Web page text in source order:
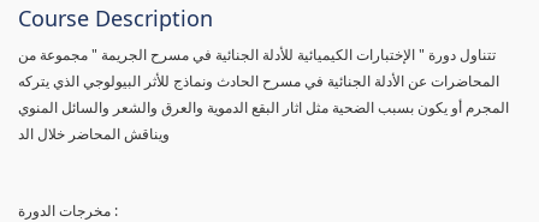
Course Description
تتناول دورة " الإختبارات الكيميائية للأدلة الجنائية في مسرح الجريمة " مجموعة من
المحاضرات عن الأدلة الجنائية في مسرح الحادث ونماذج للأثر البيولوجي الذي يتركه
المجرم أو يكون بسبب الضحية مثل اثار البقع الدموية والعرق والشعر والسائل المنوي
ويناقش المحاضر خلال الد
مخرجات الدورة :